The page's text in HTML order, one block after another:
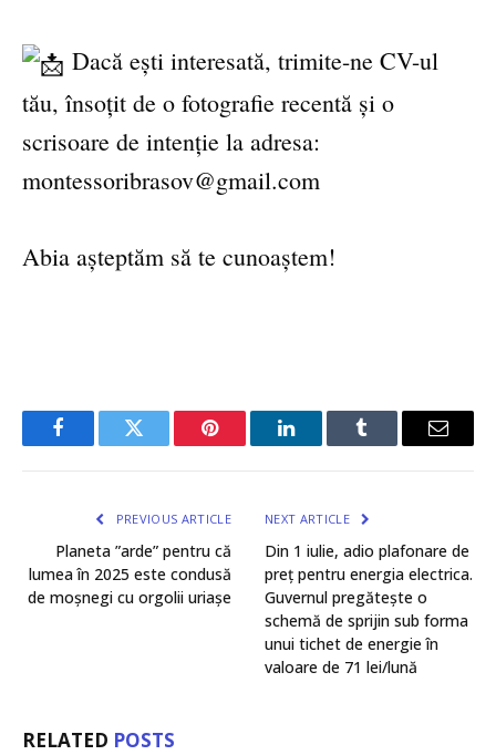
Dacă ești interesată, trimite-ne CV-ul
tău, însoțit de o fotografie recentă și o
scrisoare de intenție la adresa:
montessoribrasov@gmail.com
Abia așteptăm să te cunoaștem!
FacebookTwitter Pinterest LinkedInTumblr Email
PREVIOUS ARTICLE
Planeta ”arde” pentru că
lumea în 2025 este condusă
de moșnegi cu orgolii uriașe
NEXT ARTICLE
Din 1 iulie, adio plafonare de
preț pentru energia electrica.
Guvernul pregătește o
schemă de sprijin sub forma
unui tichet de energie în
valoare de 71 lei/lună
RELATED POSTS